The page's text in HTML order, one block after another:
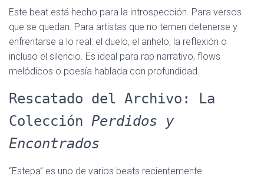
Este beat está hecho para la introspección. Para versos
que se quedan. Para artistas que no temen detenerse y
enfrentarse a lo real: el duelo, el anhelo, la reflexión o
incluso el silencio. Es ideal para rap narrativo, flows
melódicos o poesía hablada con profundidad.
Rescatado del Archivo: La
Colección Perdidos y
Encontrados
“Estepa” es uno de varios beats recientemente